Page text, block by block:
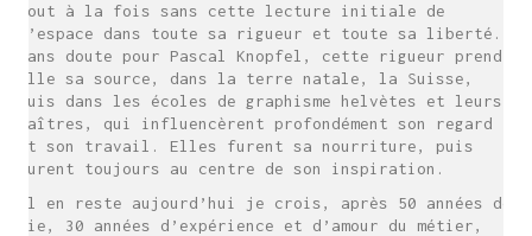
tout à la fois sans cette lecture initiale de
l’espace dans toute sa rigueur et toute sa liberté.
Sans doute pour Pascal Knopfel, cette rigueur prend-
elle sa source, dans la terre natale, la Suisse,
puis dans les écoles de graphisme helvètes et leurs
maîtres, qui influencèrent profondément son regard
et son travail. Elles furent sa nourriture, puis
furent toujours au centre de son inspiration.
Il en reste aujourd’hui je crois, après 50 années de
vie, 30 années d’expérience et d’amour du métier,